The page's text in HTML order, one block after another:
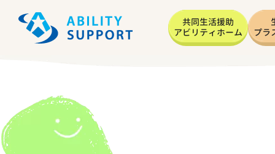
共同生活援助
アビリティホーム
プラ